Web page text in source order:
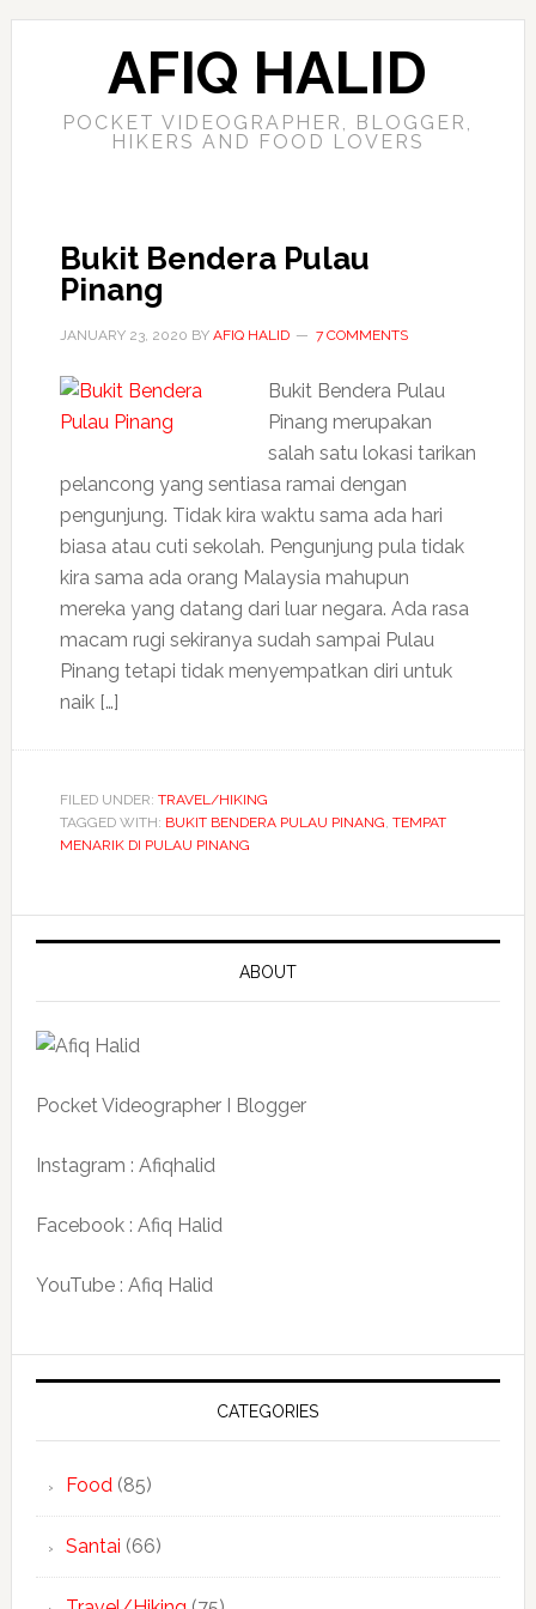
AFIQ HALID
POCKET VIDEOGRAPHER, BLOGGER,
HIKERS AND FOOD LOVERS
Bukit Bendera Pulau
Pinang
JANUARY 23, 2020 BY AFIQ HALID 7 COMMENTS
Bukit Bendera Pulau
Pinang merupakan
salah satu lokasi tarikan
pelancong yang sentiasa ramai dengan
pengunjung. Tidak kira waktu sama ada hari
biasa atau cuti sekolah. Pengunjung pula tidak
kira sama ada orang Malaysia mahupun
mereka yang datang dari luar negara. Ada rasa
macam rugi sekiranya sudah sampai Pulau
Pinang tetapi tidak menyempatkan diri untuk
naik […]
FILED UNDER: TRAVEL/HIKING
TAGGED WITH: BUKIT BENDERA PULAU PINANG, TEMPAT
MENARIK DI PULAU PINANG
ABOUT
Pocket Videographer I Blogger
Instagram : Afiqhalid
Facebook : Afiq Halid
YouTube : Afiq Halid
CATEGORIES
Food(85)
Santai (66)